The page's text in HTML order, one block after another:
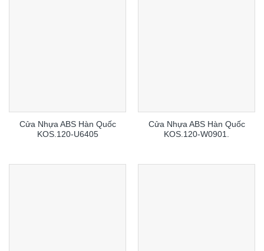
Cửa Nhựa ABS Hàn Quốc
KOS.120-U6405
Cửa Nhựa ABS Hàn Quốc
KOS.120-W0901.